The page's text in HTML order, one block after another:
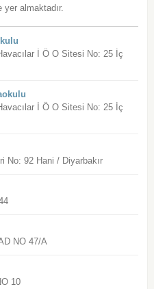
yer almaktadır.
İ Ö O Sitesi No: 25 İç
İ Ö O Sitesi No: 25 İç
No: 92 Hani / Diyarbakır
NO 47/A
10